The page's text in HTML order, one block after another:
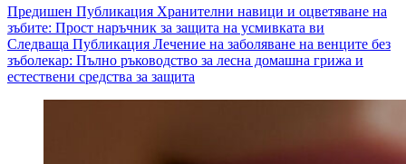
Предишен Публикация Хранителни навици и оцветяване на
зъбите: Прост наръчник за защита на усмивката ви
Следваща Публикация Лечение на заболяване на венците без
зъболекар: Пълно ръководство за лесна домашна грижа и
естествени средства за защита